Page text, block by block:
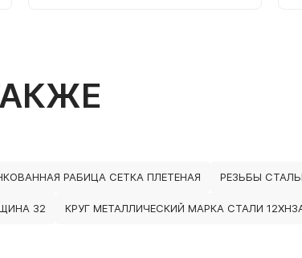
РАБИЦА СЕТКА ПЛЕТЕНАЯ РЕЗЬБЫ
32 КРУГ МЕТАЛЛИЧЕСКИЙ МАРКА СТАЛИ